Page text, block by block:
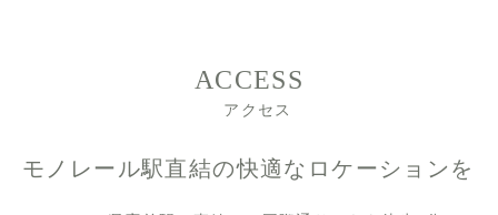
ACCESS
アクセス
モノレール駅直結の快適なロケーションを